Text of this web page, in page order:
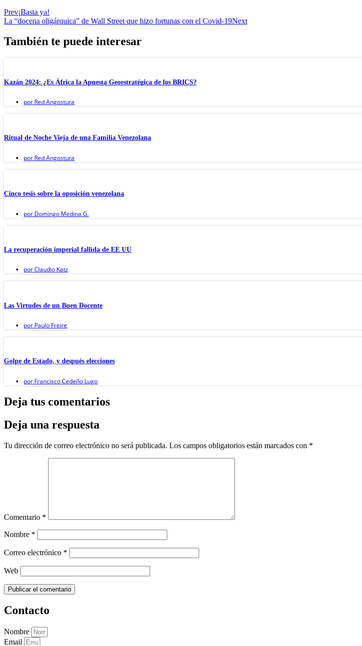
Prev¡Basta ya!
La “docena oligárquica” de Wall Street que hizo fortunas con el Covid-19Next
También te puede interesar
Kazán 2024: ¿Es África la Apuesta Geoestratégica de los BRICS?
por Red Angostura
Ritual de Noche Vieja de una Familia Venezolana
por Red Angostura
Cinco tesis sobre la oposición venezolana
por Domingo Medina G.
La recuperación imperial fallida de EE UU
porClaudio Katz
Las Virtudes de un Buen Docente
por Paulo Freire
Golpe de Estado, y después elecciones
por Francisco Cedeño Lugo
Deja tus comentarios
Deja una respuesta
Tu dirección de correo electrónico no será publicada. Los campos obligatorios están marcados con *
Comentario *
Nombre *
Correo electrónico *
Web
Contacto
Nombre
Email